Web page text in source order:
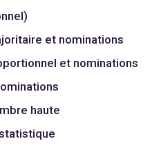
et nominations
et nominations
haute